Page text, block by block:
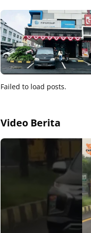
Failed to load posts.
Video Berita